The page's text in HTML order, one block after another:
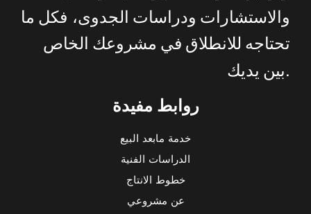
روابط مفيدة
خدمة مابعد البيع
الدراسات الفنية
خطوط الانتاج
عن مشروعي
والاستشارات ودراسات الجدوى، فكل ما
تحتاجه للانطلاق في مشروعك الخاص
بين يديك .